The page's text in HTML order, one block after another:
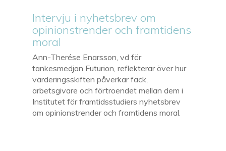
Intervju i nyhetsbrev om
opinionstrender och framtidens
moral
Ann-Therése Enarsson, vd för
tankesmedjan Futurion, reflekterar över hur
värderingsskiften påverkar fack,
arbetsgivare och förtroendet mellan dem i
Institutet för framtidsstudiers nyhetsbrev
om opinionstrender och framtidens moral.